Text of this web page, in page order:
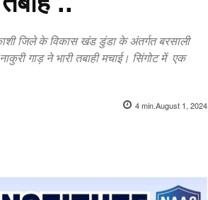
जिले के विकास खंड डुंडा के अंतर्गत बरसाली
गाड़ ने भारी तबाही मचाई। सिंगोट में एक
4min.August 1, 2024